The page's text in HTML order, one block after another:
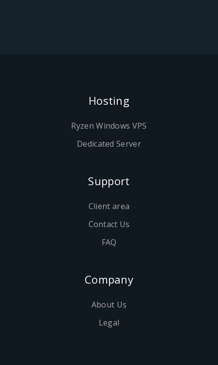
Hosting
Ryzen Windows VPS
Dedicated Server
Support
Client area
Contact Us
FAQ
Company
About Us
Legal